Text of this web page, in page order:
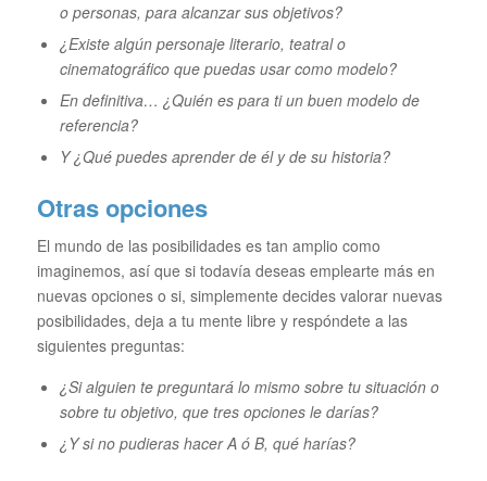
o personas, para alcanzar sus objetivos?
¿Existe algún personaje literario, teatral o
cinematográfico que puedas usar como modelo?
En definitiva… ¿Quién es para ti un buen modelo de
referencia?
Y ¿Qué puedes aprender de él y de su historia?
Otras opciones
El mundo de las posibilidades es tan amplio como
imaginemos, así que si todavía deseas emplearte más en
nuevas opciones o si, simplemente decides valorar nuevas
posibilidades, deja a tu mente libre y respóndete a las
siguientes preguntas:
¿Si alguien te preguntará lo mismo sobre tu situación o
sobre tu objetivo, que tres opciones le darías?
¿Y si no pudieras hacer A ó B, qué harías?